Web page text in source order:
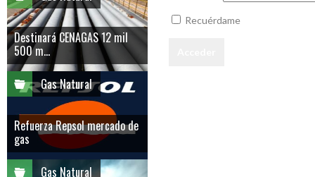
Recuérdame
Destinará CENAGAS 12 mil
500 m...
Gas Natural
Refuerza Repsol mercado de
gas
Gas Natural